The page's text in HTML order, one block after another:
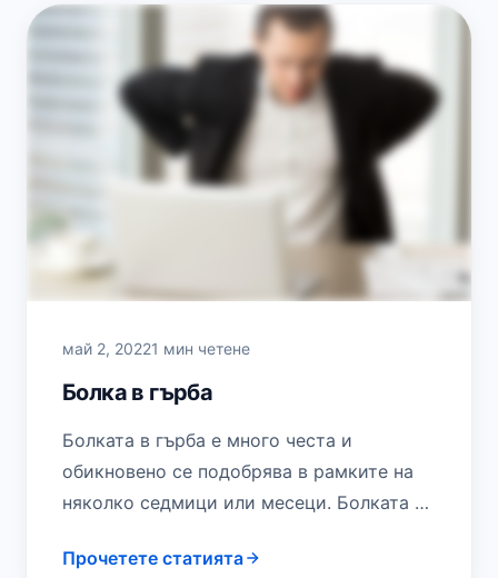
май 2, 20221 мин четене
Болка в гърба
Болката в гърба е много честа и
обикновено се подобрява в рамките на
няколко седмици или месеци. Болката в
Прочетете статията